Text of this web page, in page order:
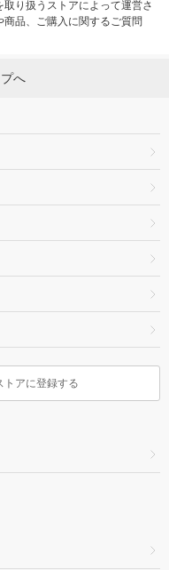
り扱うストアによって運営さ
品、ご購入に関するご質問
へ
トアに登録する